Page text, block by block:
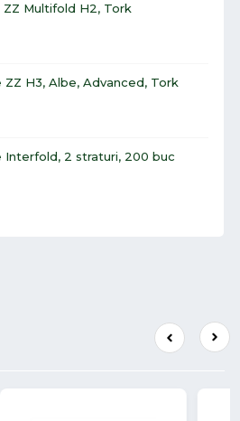
ZZ Multifold H2, Tork
H3, Albe, Advanced, Tork
Interfold, 2 straturi, 200 buc